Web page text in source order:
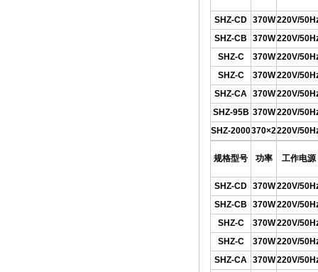
SHZ-CD 370W220V/
SHZ-CB
370W220V/
SHZ-C
370W220V/
SHZ-C
370W220V/
SHZ-CA 370W220V/
SHZ-95B 370W220V/
SHZ-2000370×2220V/
规格型号 功率 工作电源
SHZ-CD 370W220V/
SHZ-CB
370W220V/
SHZ-C
370W220V/
SHZ-C
370W220V/
SHZ-CA 370W220V/